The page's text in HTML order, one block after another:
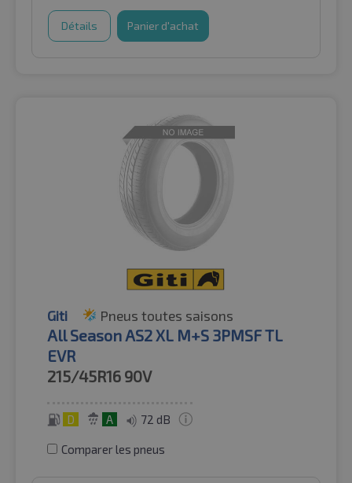
Détails Panier d'achat
Giti Pneus toutes saisons
All Season AS2 XL M+S 3PMSF TL
EVR
215/45R16 90V
D A 72 dB
Comparer les pneus